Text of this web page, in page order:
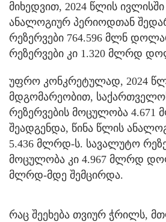
მიხედვით, 2024 წლის
ანალოგიურ პერიოდთან
რეზერვები 764.596 მლნ
რეზერვები კი 1.320 მლრდ
უფრო კონკრეტულად, 2024
მდგომარეობით,
რეზერვების მოცულობა
შეადგენდა, წინა წლის
5.436 მლრდ-ს. სავალუტო
მოცულობა კი 4.967 მლრდ
მლრდ-მდე შემცირდა.
რაც შეეხება თვიურ ჭრილს,